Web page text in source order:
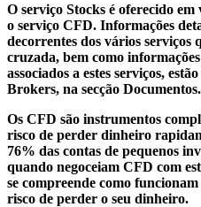
O serviço Stocks é oferecido
o serviço CFD. Informações
decorrentes dos vários serviços
cruzada, bem como
associados a estes serviços,
Brokers, na secção Documentos.
Os CFD são instrumentos
risco de perder dinheiro
76% das contas de pequenos
quando negoceiam CFD com
se compreende como
risco de perder o seu dinheiro.